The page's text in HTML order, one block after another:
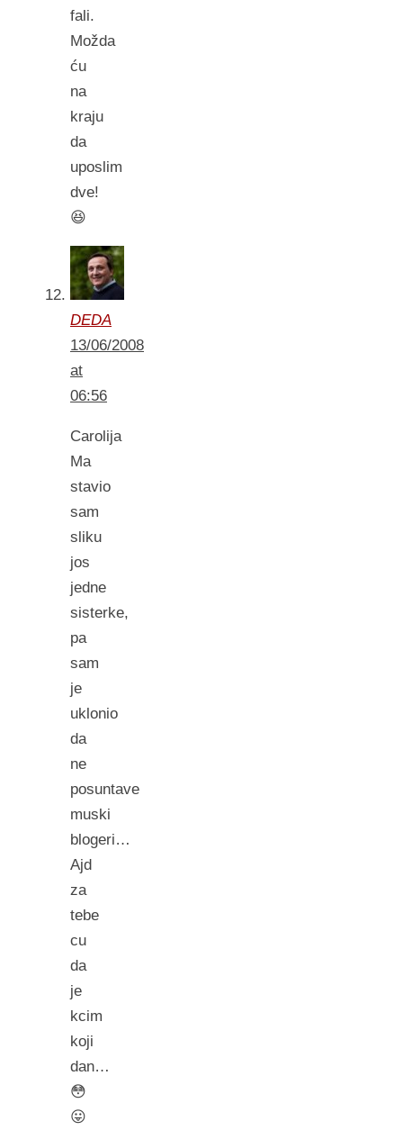
fali.
Možda
ću
na
kraju
da
uposlim
dve!
😆
DEDA
13/06/2008
at
06:56
Carolija
Ma
stavio
sam
sliku
jos
jedne
sisterke,
pa
sam
je
uklonio
da
ne
posuntave
muski
blogeri…
Ajd
za
tebe
cu
da
je
kcim
koji
dan…
😳
😛